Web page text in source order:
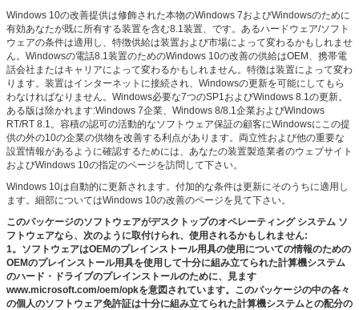
Windows 10の改善提供は修飾された本物のWindows 7およびWindowsのために
有効あなたが既に所有する装置を含む8.1装置、です。あるハードウェア/ソフト
ウェアの条件は適用し、特徴供給は装置および市場によって変わるかもしれませ
ん。Windowsの電話8.1装置のためのWindows 10の改善の供給はOEM、携帯電
話会社またはキャリアによって変わるかもしれません。特徴は装置によって変わ
ります。装置はインターネットに接続され、Windowsの更新を可能にしてもら
わなければなりません。Windows必要な7つのSP1およびWindows 8.1の更新。
ある版は除かれます:Windows 7企業、Windows 8/8.1企業およびWindows
RT/RT 8.1。容積の認可の活動的なソフトウェア保証の顧客にWindowsにこの提
供の外の10の企業の供物を改善する利点があります。両立性および他の重要な
設置情報があるように確認するためには、あなたの装置製造業者のウェブサイト
およびWindows 10の指定のページを訪問して下さい。
Windows 10は自動的に更新されます。付加的な条件は更新にそのうちに適用し
ます。細部についてはWindows 10の改善のページを見て下さい。
このパッケージのソフトウェアがデスクトップのオペレーティング システム ソ
フトウェアなら、次のように取付けられ、使用されるかもしれません:
1。ソフトウェアはOEMのプレインストール用具の使用についての情報のための
OEMのプレインストール用具を使用して十分に組み立てられた計算機システム
のハード・ドライブのプレインストールのために、見ます
www.microsoft.com/oem/opkを意図されています。このパッケージの中の各々
の個人のソフトウェア免許証は十分に組み立てられた計算機システムとの配分の